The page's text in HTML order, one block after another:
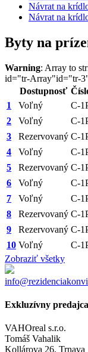
Návrat na
Návrat na
Byty na
Warning: Array to
id="tr-Array"id="tr-
Dostupnosť
1
Voľný C-
2
Voľný C-
3
Rezervovaný C-
4
Voľný C-
5
Rezervovaný C-
6
Voľný C-
7
Voľný C-
8
Rezervovaný C-
9
Rezervovaný C-
10 Voľný C-
Zobraziť všetky
Exkluzívny predajca
VAHOreal s.r.o.
Tomáš Vahalik
Kollárova 26, Trnava